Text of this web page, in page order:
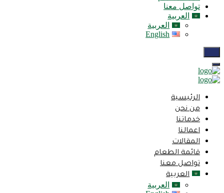
تواصل معنا
العربية
العربية
English
الرئيسية
من نحن
خدماتنا
اعمالنا
المقالات
قائمة الطعام
تواصل معنا
العربية
العربية